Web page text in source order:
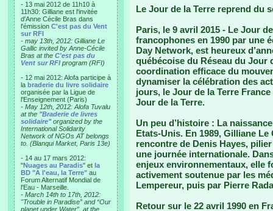
- 13 mai 2012 de 11h10 à
11h30: Gilliane est l'invitée
d'Anne Cécile Bras dans
l'émission C'est pas du Vent
sur RFI
- may 13th, 2012: Gilliane Le
Gallic invited by Anne-Cécile
Bras at the C'est pas du
Vent sur RFI program (RFI)
- 12 mai 2012: Alofa participe à
la braderie du livre solidaire
organisée par la Ligue de
l'Enseignement (Paris)
- May 12th, 2012: Alofa Tuvalu
at the "Braderie de livres
solidaire"organized by the
International Solidarity
Network of NGOs AT belongs
to. (Blanqui Market, Paris 13e)
- 14 au 17 mars 2012:
"Nuages au Paradis" et la
BD "A l'eau, la Terre" au
Forum Alternatif Mondial de
l'Eau - Marseille.
- March 14th to 17th, 2012:
"Trouble in Paradise” and “Our
planet under Water”, at the
Le Jour de la Terre reprend du
Paris, le 9 avril 2015 - Le Jour
francophones en 1990 par une
Day Network, est heureux
québécoise du Réseau du Jour
coordination efficace du
dynamiser la célébration des
jours, le Jour de la Terre
Jour de la Terre.
Un peu d’histoire : La
Etats-Unis. En 1989, Gilliane
rencontre de Denis Hayes,
une journée internationale.
enjeux environnementaux, elle
activement soutenue par les
Lempereur, puis par Pierre
Retour sur le 22 avril 1990 en